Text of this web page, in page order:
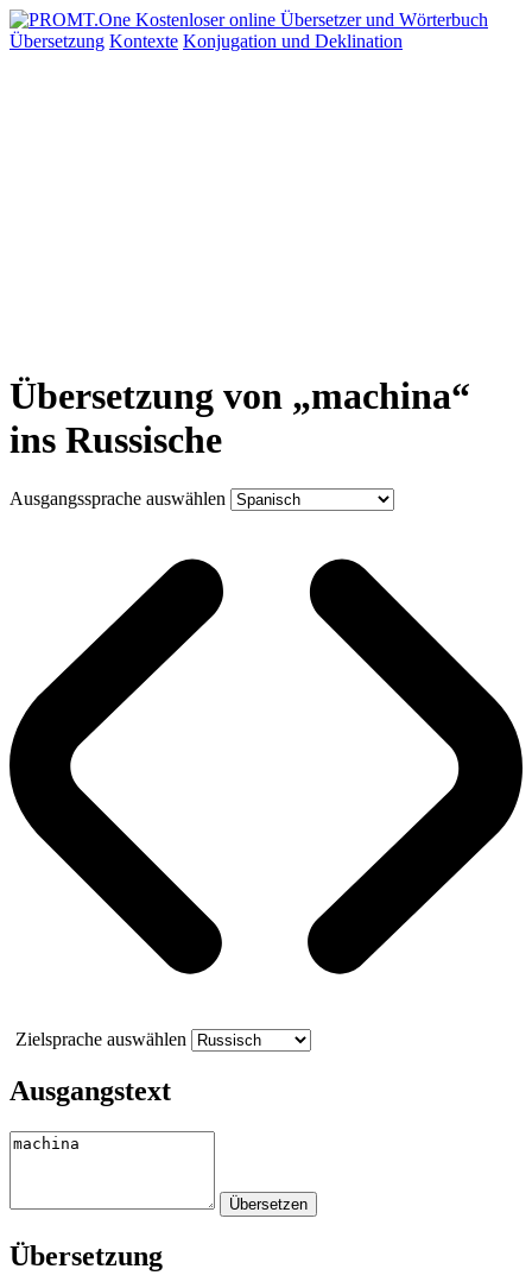
Übersetzung Kontexte Konjugation und Deklination
Übersetzung von „machina“
ins Russische
Ausgangssprache auswählen
Zielsprache auswählen
Ausgangstext
Übersetzung